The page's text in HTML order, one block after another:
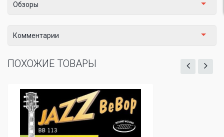
Обзоры
Комментарии
ПОХОЖИЕ ТОВАРЫ